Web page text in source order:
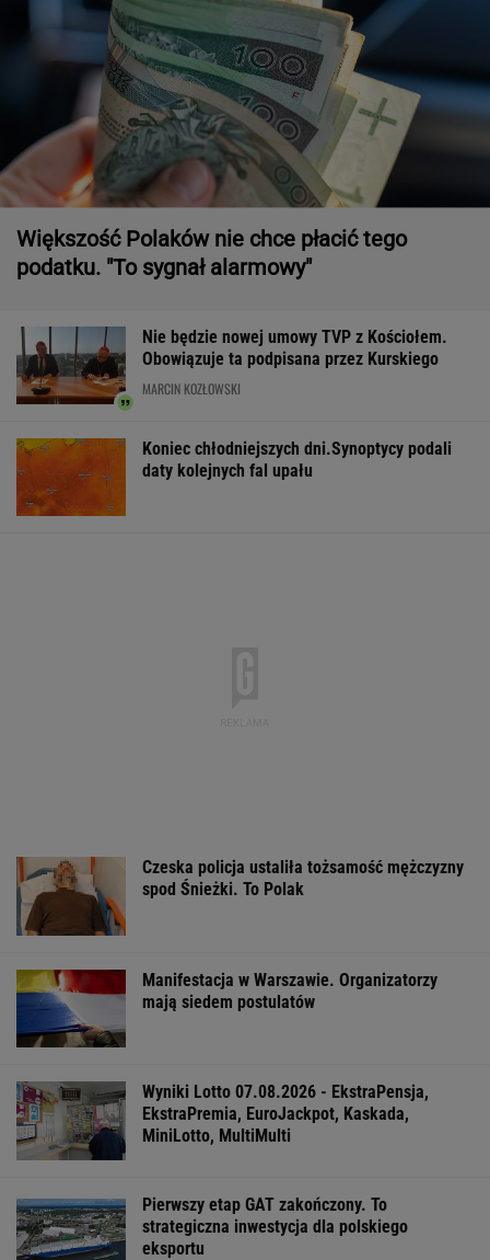
Większość Polaków nie chce płacić tego
podatku. "To sygnał alarmowy"
Nie będzie nowej umowy TVP z Kościołem.
Obowiązuje ta podpisana przez Kurskiego
MARCIN KOZŁOWSKI
Koniec chłodniejszych dni.Synoptycy podali
daty kolejnych fal upału
Czeska policja ustaliła tożsamość mężczyzny
spod Śnieżki. To Polak
Manifestacja w Warszawie. Organizatorzy
mają siedem postulatów
Wyniki Lotto 07.08.2026 - EkstraPensja,
EkstraPremia, EuroJackpot, Kaskada,
MiniLotto, MultiMulti
Pierwszy etap GAT zakończony. To
strategiczna inwestycja dla polskiego
eksportu